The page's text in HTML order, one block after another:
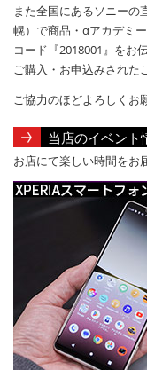
また全国にあるソニーの
幌）で商品・αアカデミ
コード『2018001』をお
ご購入・お申込みされた
ご協力のほどよろしくお
当店のイベント
お店にて楽しい時間をお